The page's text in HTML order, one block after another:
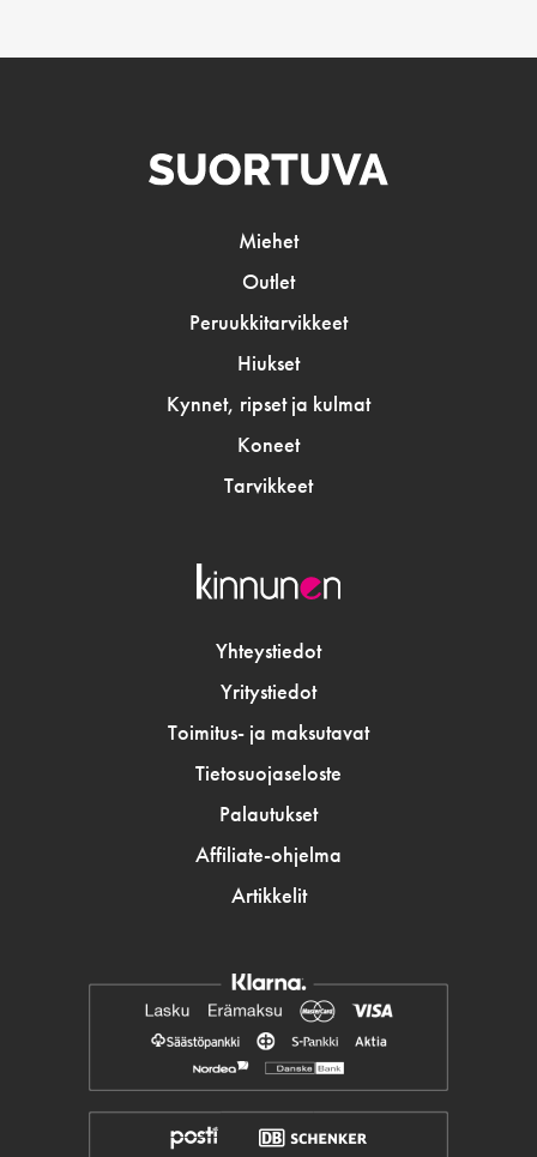
Miehet
Outlet
Peruukkitarvikkeet
Hiukset
Kynnet, ripset ja kulmat
Koneet
Tarvikkeet
Yhteystiedot
Yritystiedot
Toimitus- ja maksutavat
Tietosuojaseloste
Palautukset
Affiliate-ohjelma
Artikkelit